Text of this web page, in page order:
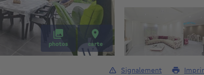
photos carte
Signalement